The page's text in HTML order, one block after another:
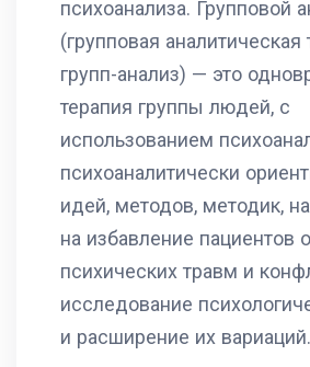
психоанализа. Групповой
(групповая аналитическая
групп-анализ) — это
терапия группы людей, с
использованием
психоаналитически
идей, методов, методик,
на избавление пациентов
психических травм и
исследование
и расширение их вариаций.